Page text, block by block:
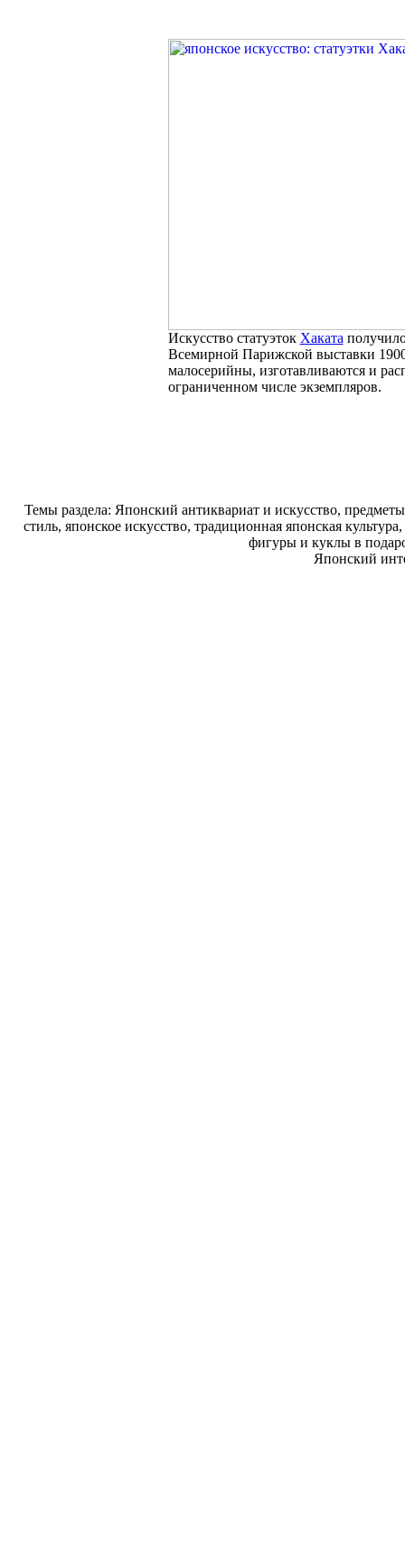
Искусство статуэток Хаката
Всемирной Парижской выставки
малосерийны, изготавливаются и
ограниченном числе экземпляров.
Темы раздела: Японский антиквариат и искусство,
стиль, японское искусство, традиционная японская
фигуры и куклы в
Японский